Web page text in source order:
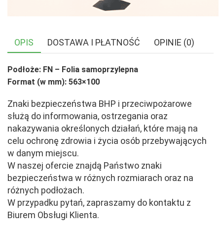
OPIS DOSTAWA I PŁATNOŚĆ OPINIE (0)
Podłoże: FN – Folia samoprzylepna
Format (w mm): 563×100
Znaki bezpieczeństwa BHP i przeciwpożarowe
służą do informowania, ostrzegania oraz
nakazywania określonych działań, które mają na
celu ochronę zdrowia i życia osób przebywających
w danym miejscu.
W naszej ofercie znajdą Państwo znaki
bezpieczeństwa w różnych rozmiarach oraz na
różnych podłożach.
W przypadku pytań, zapraszamy do kontaktu z
Biurem Obsługi Klienta.